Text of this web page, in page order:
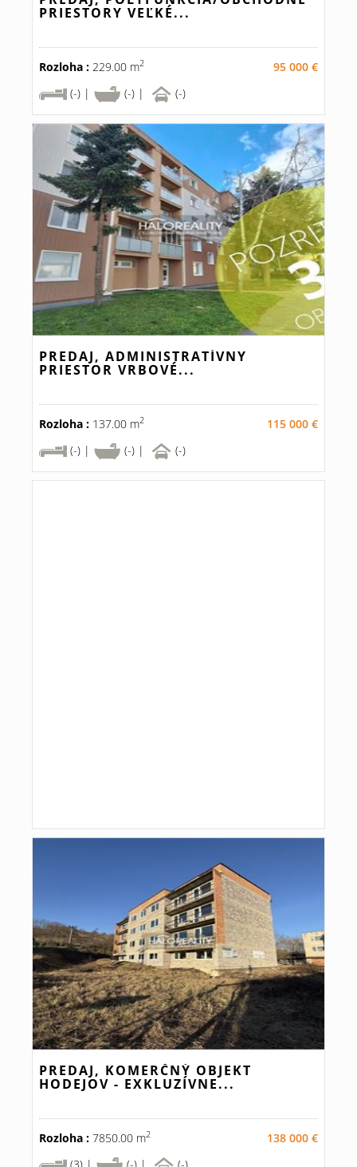
PRIESTORY VEĽKÉ...
Rozloha : 229.00 m2
95 000 €
(-) |
(-) | (-)
PREDAJ, ADMINISTRATÍVNY
PRIESTOR VRBOVÉ...
Rozloha : 137.00 m2
115 000 €
(-) |
(-) | (-)
PREDAJ, KOMERČNÝ OBJEKT
HODEJOV - EXKLUZÍVNE...
Rozloha : 7850.00 m2
138 000 €
(3) |
(-) | (-)